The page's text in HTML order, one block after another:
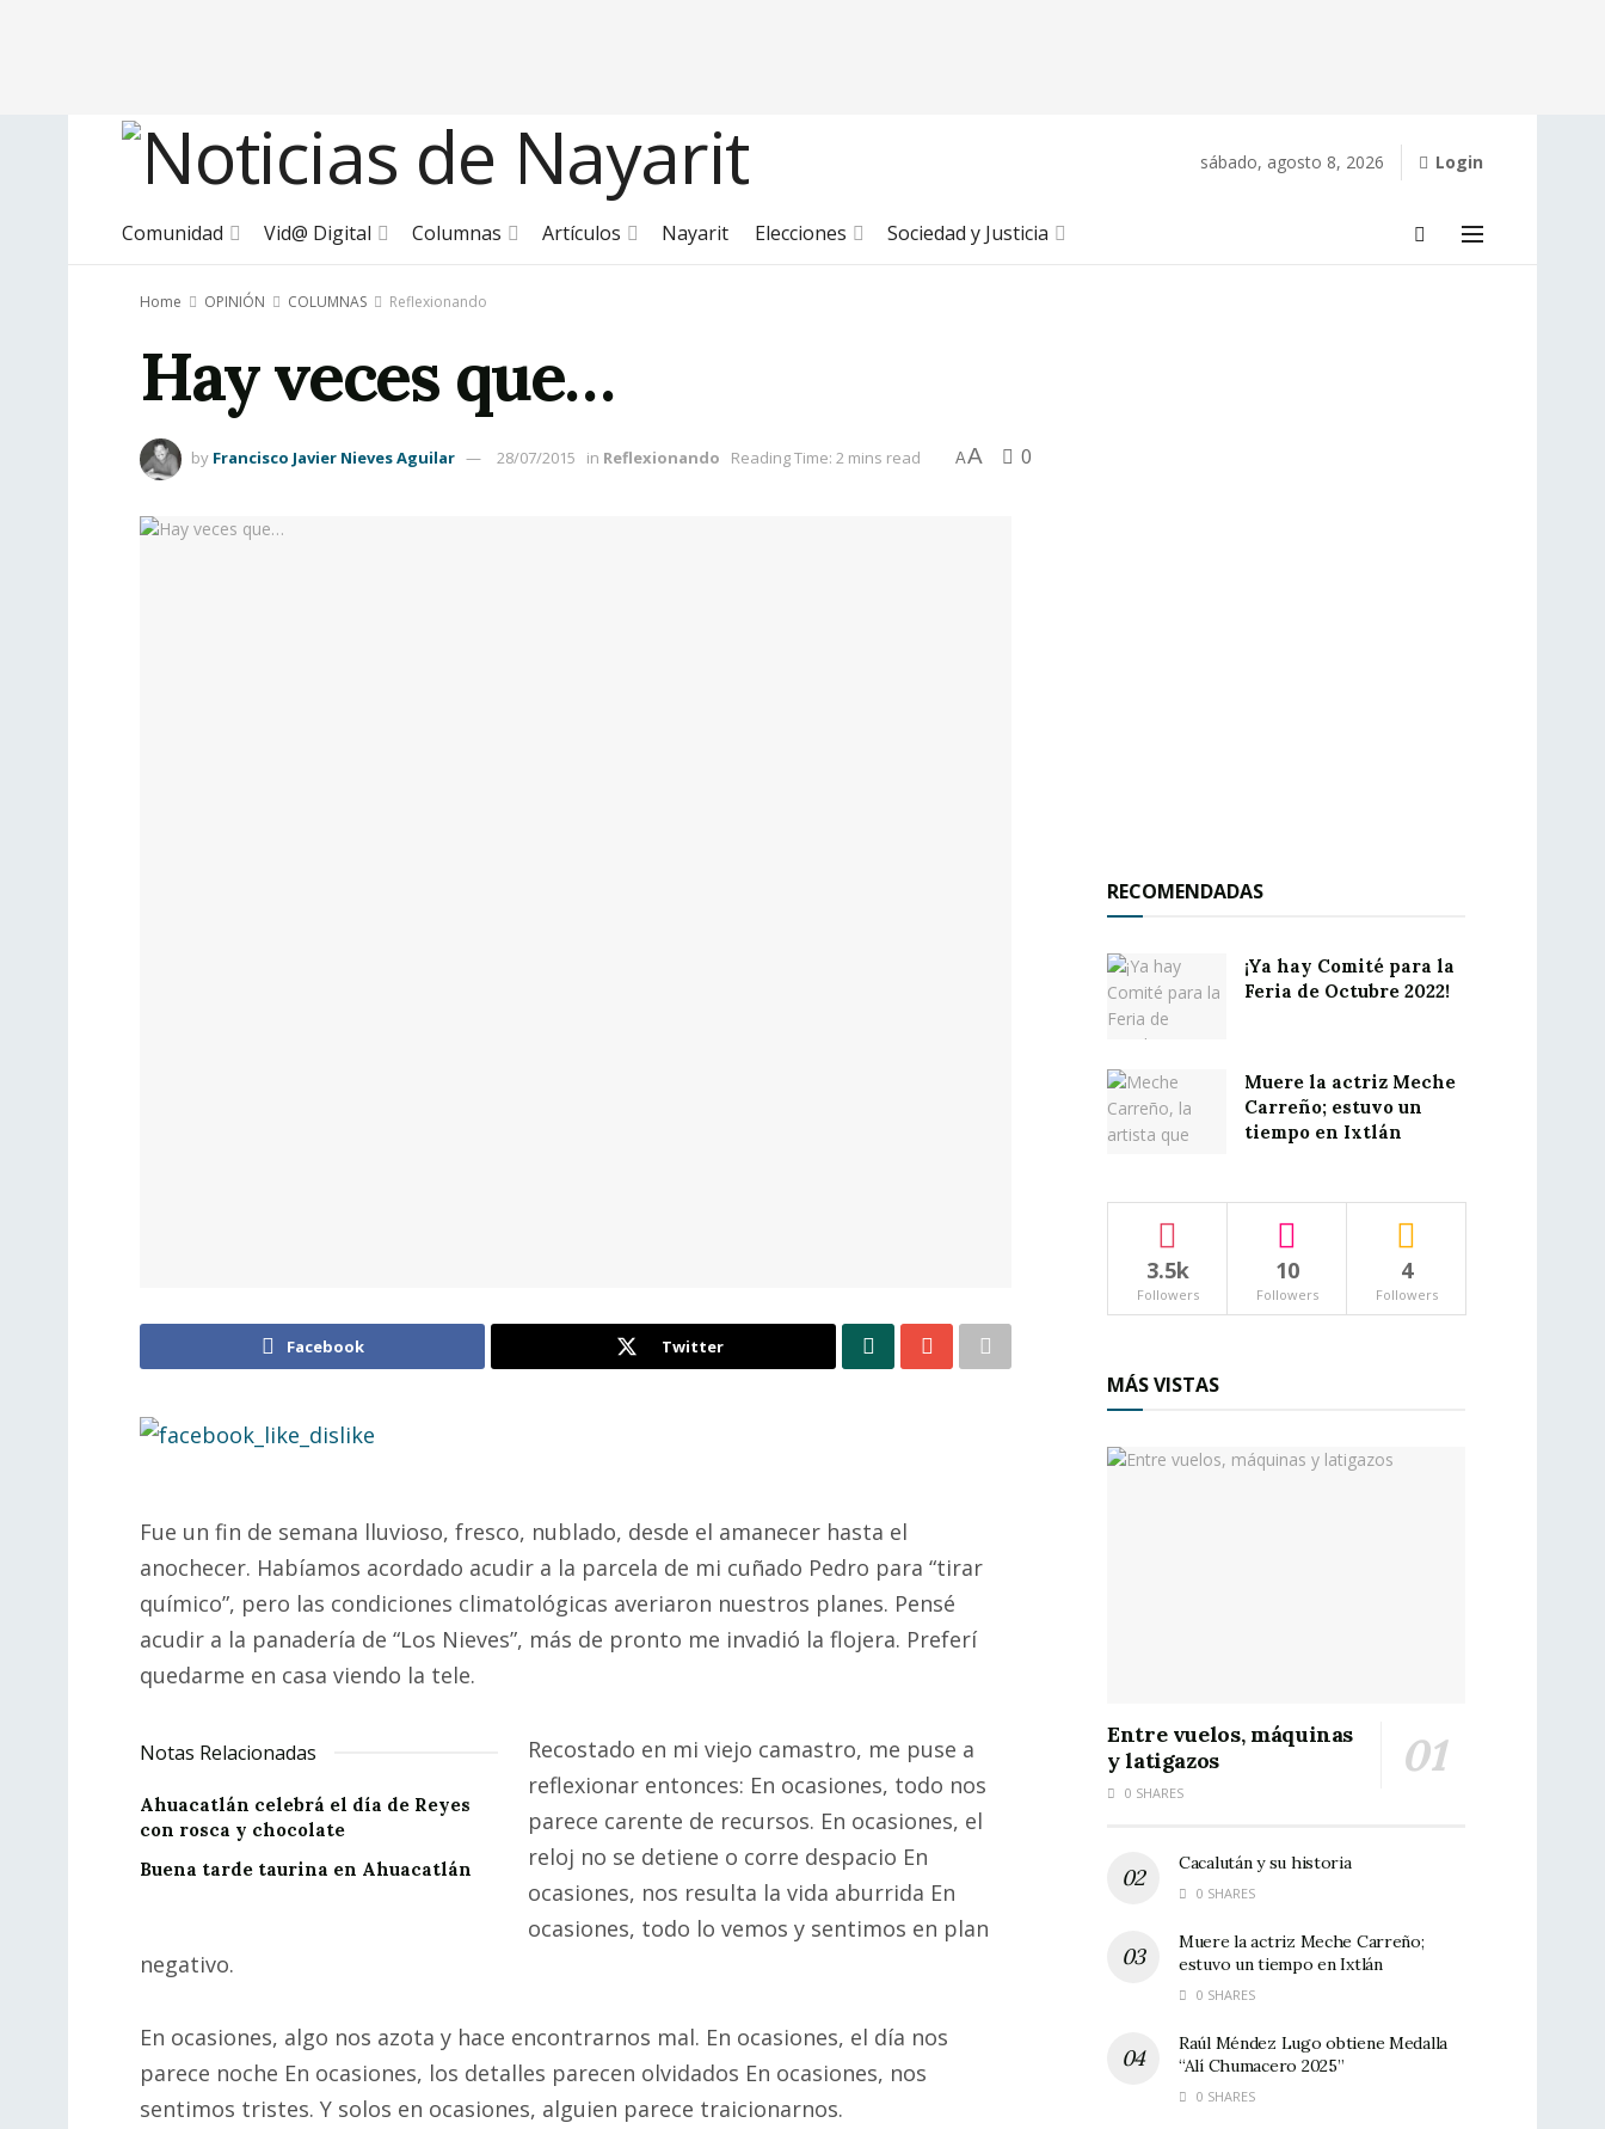
sábado, agosto 8, 2026 Login
Comunidad Vid@ Digital Columnas Artículos Nayarit Elecciones Sociedad y Justicia
Home OPINIÓN COLUMNAS Reflexionando
Hay veces que…
by Francisco Javier Nieves Aguilar 28/07/2015 in Reflexionando Reading Time: 2 mins read AA 0
Facebook Twitter
Fue un fin de semana lluvioso, fresco, nublado, desde el amanecer hasta el
anochecer. Habíamos acordado acudir a la parcela de mi cuñado Pedro para “tirar
químico”, pero las condiciones climatológicas averiaron nuestros planes. Pensé
acudir a la panadería de “Los Nieves”, más de pronto me invadió la flojera. Preferí
quedarme en casa viendo la tele.
Notas Relacionadas
Ahuacatlán celebrá el día de Reyes
con rosca y chocolate
Buena tarde taurina en Ahuacatlán
Recostado en mi viejo camastro, me puse a
reflexionar entonces: En ocasiones, todo nos
parece carente de recursos. En ocasiones, el
reloj no se detiene o corre despacio En
ocasiones, nos resulta la vida aburrida En
ocasiones, todo lo vemos y sentimos en plan
negativo.
En ocasiones, algo nos azota y hace encontrarnos mal. En ocasiones, el día nos
parece noche En ocasiones, los detalles parecen olvidados En ocasiones, nos
sentimos tristes. Y solos en ocasiones, alguien parece traicionarnos.
RECOMENDADAS
¡Ya hay Comité para la
Feria de Octubre 2022!
Muere la actriz Meche
Carreño; estuvo un
tiempo en Ixtlán
3.5k
Followers
10
Followers
4
Followers
MÁS VISTAS
Entre vuelos, máquinas
y latigazos
0 SHARES
Cacalután y su historia
0 SHARES
Muere la actriz Meche Carreño;
estuvo un tiempo en Ixtlán
0 SHARES
Raúl Méndez Lugo obtiene Medalla
“Alí Chumacero 2025”
0 SHARES